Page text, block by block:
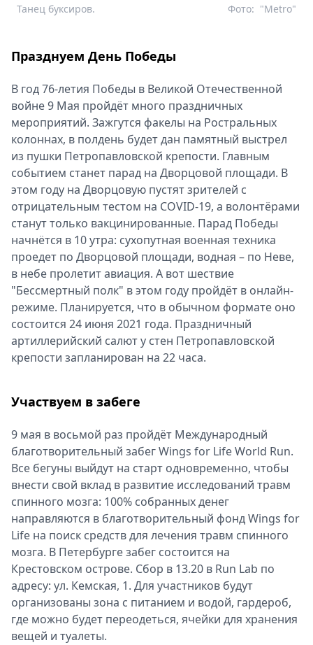
Танец буксиров. "Metro"
Фото:
Празднуем День Победы
В год 76-летия Победы в Великой Отечественной
войне 9 Мая пройдёт много праздничных
мероприятий. Зажгутся факелы на Ростральных
колоннах, в полдень будет дан памятный выстрел
из пушки Петропавловской крепости. Главным
событием станет парад на Дворцовой площади. В
этом году на Дворцовую пустят зрителей с
отрицательным тестом на COVID-19, а волонтёрами
станут только вакцинированные. Парад Победы
начнётся в 10 утра: сухопутная военная техника
проедет по Дворцовой площади, водная – по Неве,
в небе пролетит авиация. А вот шествие
"Бессмертный полк" в этом году пройдёт в онлайн-
режиме. Планируется, что в обычном формате оно
состоится 24 июня 2021 года. Праздничный
артиллерийский салют у стен Петропавловской
крепости запланирован на 22 часа.
Участвуем в забеге
9 мая в восьмой раз пройдёт Международный
благотворительный забег Wings for Life World Run.
Все бегуны выйдут на старт одновременно, чтобы
внести свой вклад в развитие исследований травм
спинного мозга: 100% собранных денег
направляются в благотворительный фонд Wings for
Life на поиск средств для лечения травм спинного
мозга. В Петербурге забег состоится на
Крестовском острове. Сбор в 13.20 в Run Lab по
адресу: ул. Кемская, 1. Для участников будут
организованы зона с питанием и водой, гардероб,
где можно будет переодеться, ячейки для хранения
вещей и туалеты.